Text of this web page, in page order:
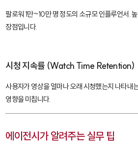
팔로워 1만~10만 명 정도의 소규모 인플루언서.
장점입니다.
시청 지속률 (Watch Time Retention)
사용자가 영상을 얼마나 오래 시청했는지 나타내
영향을 미칩니다.
에이전시가 알려주는 실무 팁